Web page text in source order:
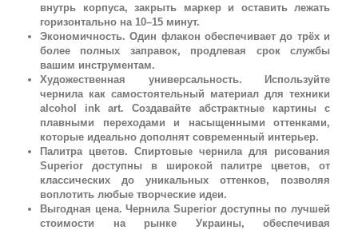
внутрь корпуса, закрыть маркер и оставить лежать
горизонтально на 10–15 минут.
Экономичность. Один флакон обеспечивает до трёх и
более полных заправок, продлевая срок службы
вашим инструментам.
Художественная универсальность. Используйте
чернила как самостоятельный материал для техники
alcohol ink art. Создавайте абстрактные картины с
плавными переходами и насыщенными оттенками,
которые идеально дополнят современный интерьер.
Палитра цветов. Спиртовые чернила для рисования
Superior доступны в широкой палитре цветов, от
классических до уникальных оттенков, позволяя
воплотить любые творческие идеи.
Выгодная цена. Чернила Superior доступны по лучшей
стоимости на рынке Украины, обеспечивая